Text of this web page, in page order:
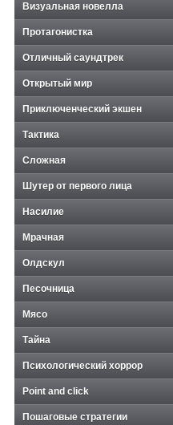
Визуальная новелла
Протагонистка
Отличный саундтрек
Открытый мир
Приключенческий экшен
Тактика
Сложная
Шутер от первого лица
Насилие
Мрачная
Олдскул
Песочница
Мясо
Тайна
Психологический хоррор
Point and click
Пошаговые стратегии